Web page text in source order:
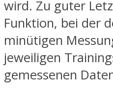
wird. Zu guter
Funktion, bei der
minütigen
jeweiligen
gemessenen